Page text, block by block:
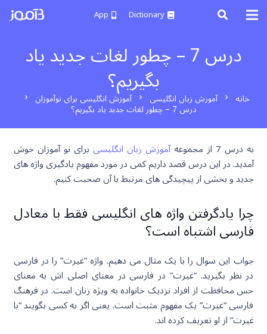
Dictionary
App
درس 7 – چطور لغات جدید یاد
بگیریم؟ خانه chevron_right آموزش زبان انگلیسی chevron_right آموزش انگلیسی برای نوآموزان chevron_right
درس 7 – چطور لغات جدید یاد بگیریم؟
به درس 7 از مجموعه آموزش زبان انگلیسی برای نو آموزان خوش
آمدید. در این درس قصد داریم کمی در مورد مفهوم یادگیری واژه های
جدید و بخشی از پیچیدگی های مرتبط با آن صحبت کنیم.
چرا یادگرفتن واژه های انگلیسی فقط با معادل
فارسی اشتباه است؟
جواب این سوال را با یک مثال می دهیم. واژه “غیرت” را در فارسی
در نظر بگیرید. “غیرت” در فارسی در معنای اصلی اش به معنای
حس محافظت از افراد نزدیک خانواده به ویژه زنان است. در فرهنگ
فارسی “غیرت” یک مفهوم مثبت است. یعنی اگر به کسی بگویند “با
غیرت” از او تعریف کرده اند.